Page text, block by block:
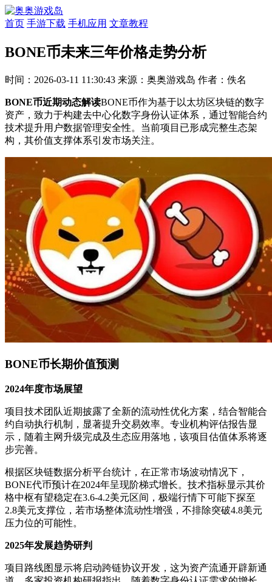
首页 手游下载 手机应用 文章教程
BONE币未来三年价格走势分析
时间：2026-03-11 11:30:43 来源：奥奥游戏岛 作者：佚名
BONE币近期动态解读BONE币作为基于以太坊区块链的数字
资产，致力于构建去中心化数字身份认证体系，通过智能合约
技术提升用户数据管理安全性。当前项目已形成完整生态架
构，其价值支撑体系引发市场关注。
BONE币长期价值预测
2024年度市场展望
项目技术团队近期披露了全新的流动性优化方案，结合智能合
约自动执行机制，显著提升交易效率。专业机构评估报告显
示，随着主网升级完成及生态应用落地，该项目估值体系将逐
步完善。
根据区块链数据分析平台统计，在正常市场波动情况下，
BONE代币预计在2024年呈现阶梯式增长。技术指标显示其价
格中枢有望稳定在3.6-4.2美元区间，极端行情下可能下探至
2.8美元支撑位，若市场整体流动性增强，不排除突破4.8美元
压力位的可能性。
2025年发展趋势研判
项目路线图显示将启动跨链协议开发，这为资产流通开辟新通